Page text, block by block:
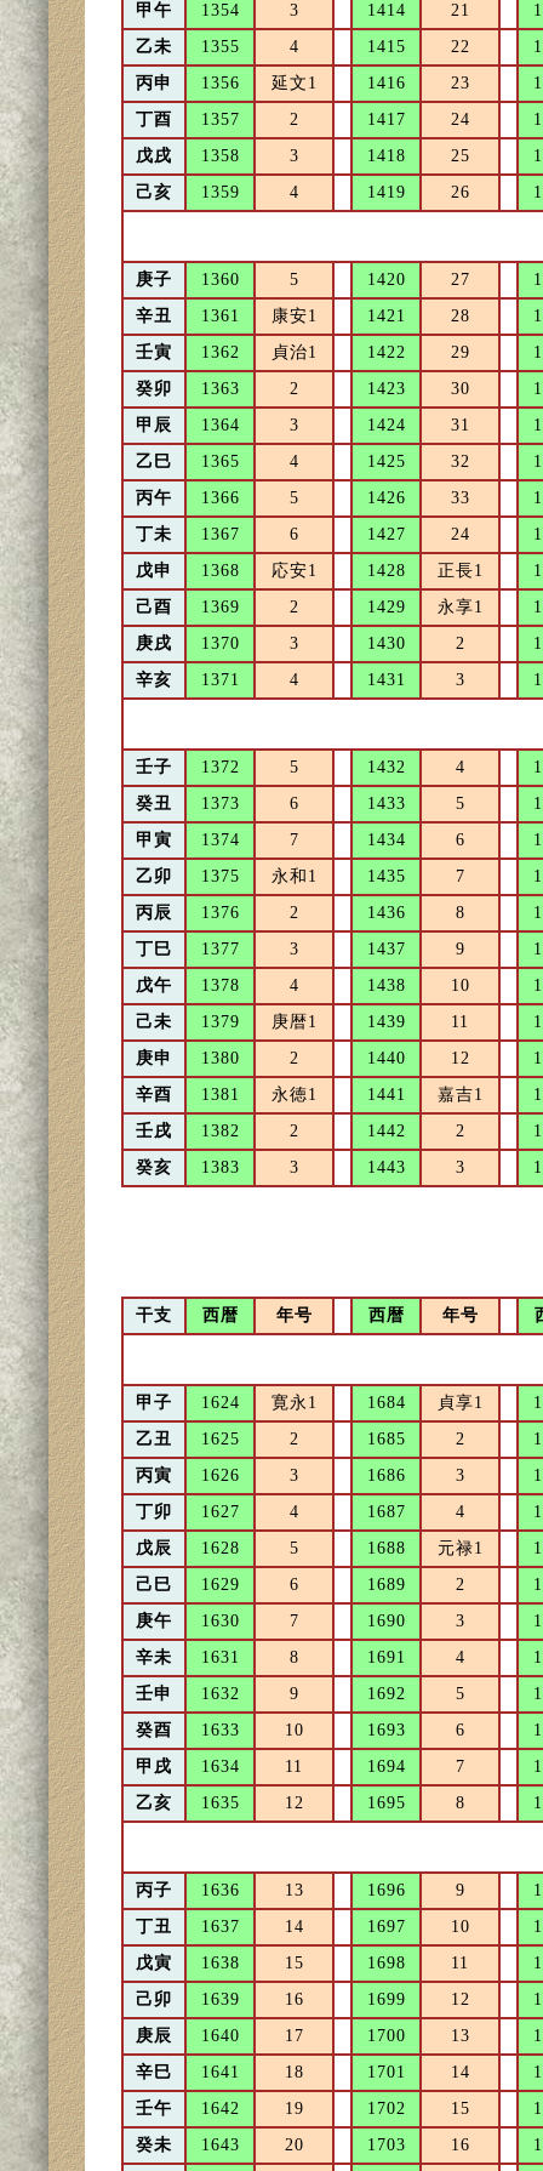
甲午
1354 3 1414 21
乙未
1355 4 1415 22
丙申
1356 延文1 1416 23
丁酉
1357 2 1417 24
戊戌
1358 3 1418 25
己亥
1359 4 1419 26
庚子 1360 5 1420 27
辛丑
1361 康安1 1421 28
壬寅
1362 貞治1 1422 29
癸卯
1363 2 1423 30
甲辰
1364 3 1424 31
乙巳
1365 4 1425 32
丙午
1366 5 1426 33
丁未
1367 6 1427 24
戊申
1368 応安1 1428 正長1
己酉
1369 2 1429 永享1
庚戌
1370 3 1430 2
辛亥
1371 4 1431 3
壬子 1372 5 1432 4
癸丑
1373 6 1433 5
甲寅
1374 7 1434 6
乙卯
1375 永和1 1435 7
丙辰
1376 2 1436 8
丁巳
1377 3 1437 9
戊午
1378 4 1438 10
己未
1379 庚暦1 1439 11
庚申
1380 2 1440 12
辛酉
1381 永徳1 1441 嘉吉1
壬戌
1382 2 1442 2
癸亥
1383 3 1443 3
干支 西暦 年号 西暦 年号
甲子 1624 寛永1 1684 貞享1
乙丑
1625 2 1685 2
丙寅
1626 3 1686 3
丁卯
1627 4 1687 4
戊辰
1628 5 1688 元禄1
己巳
1629 6 1689 2
庚午
1630 7 1690 3
辛未
1631 8 1691 4
壬申
1632 9 1692 5
癸酉
1633 10 1693 6
甲戌
1634 11 1694 7
乙亥
1635 12 1695 8
丙子 1636 13 1696 9
丁丑
1637 14 1697 10
戊寅
1638 15 1698 11
己卯
1639 16 1699 12
庚辰
1640 17 1700 13
辛巳
1641 18 1701 14
壬午
1642 19 1702 15
癸未
1643 20 1703 16